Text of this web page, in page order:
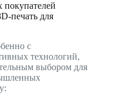
печать для
с
технологий,
выбором для